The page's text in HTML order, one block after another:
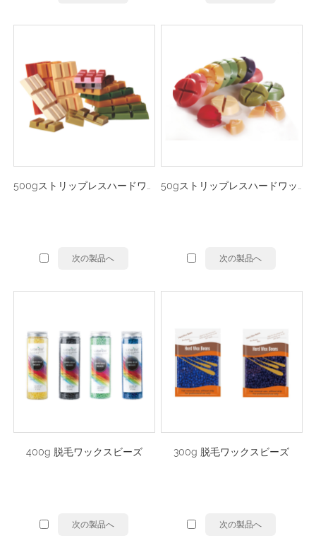
次の製品へ 次の製品へ
400g 脱毛ワックスビーズ
次の製品へ
300g 脱毛ワックスビーズ
次の製品へ